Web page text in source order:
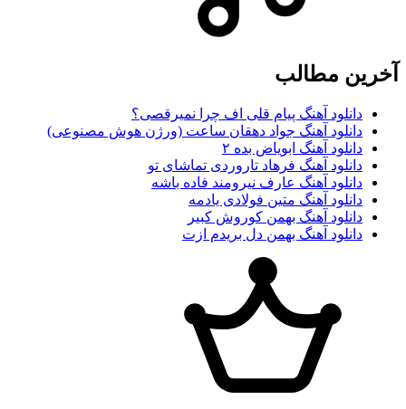
آخرین مطالب
دانلود آهنگ پیام قلی اف چرا نمیرقصی؟
دانلود آهنگ جواد دهقان ساعت (ورژن هوش مصنوعی)
دانلود آهنگ ابویاض بده ۲
دانلود آهنگ فرهاد تاروردی تماشای تو
دانلود آهنگ عارف نیرومند فاده باشه
دانلود آهنگ متین فولادی یادمه
دانلود آهنگ بهمن کوروش کبیر
دانلود آهنگ بهمن دل بریدم ازت